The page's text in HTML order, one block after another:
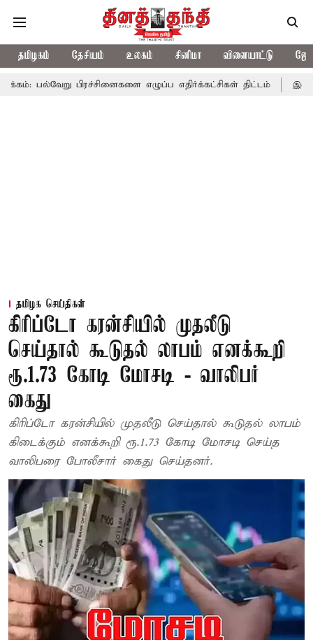
தமிழகம் தேசியம் உலகம் சினிமா விளையாட்டு
பிரச்சினைகளை எழுப்ப எதிர்க்கட்சிகள் திட்டம் இன்று
தமிழக செய்திகள்
கிரிப்டோ கரன்சியில் முதலீடு
செய்தால் கூடுதல் லாபம் எனக்கூறி
ரூ.1.73 கோடி மோசடி - வாலிபர்
கைது
கிரிப்டோ கரன்சியில் முதலீடு செய்தால் கூடுதல் லாபம்
கிடைக்கும் எனக்கூறி ரூ.1.73 கோடி மோசடி செய்த
வாலிபரை போலீசார் கைது செய்தனர்.